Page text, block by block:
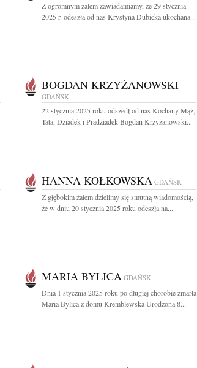
Z ogromnym żalem zawiadamiamy, że 29 stycznia
2025 r. odeszła od nas Krystyna Dubicka ukochana...
BOGDAN KRZYŻANOWSKI
GDAŃSK
22 stycznia 2025 roku odszedł od nas Kochany Mąż,
Tata, Dziadek i Pradziadek Bogdan Krzyżanowski...
HANNA KOŁKOWSKA GDAŃSK
Z głębokim żalem dzielimy się smutną wiadomością,
że w dniu 20 stycznia 2025 roku odeszła na...
MARIA BYLICA GDAŃSK
Dnia 1 stycznia 2025 roku po długiej chorobie zmarła
Maria Bylica z domu Kremblewska Urodzona 8...